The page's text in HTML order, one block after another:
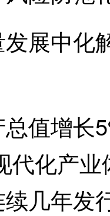
中化
增长
代化产
续几年